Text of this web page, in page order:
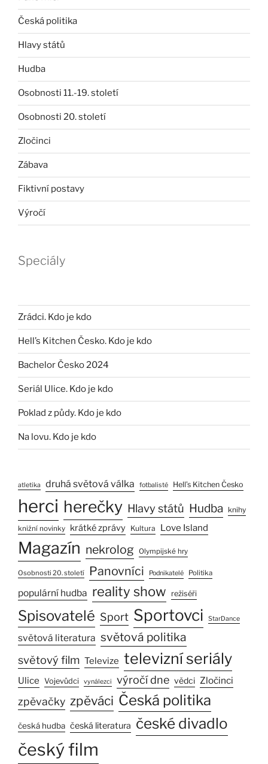
Česká politika
Hlavy států
Hudba
Osobnosti 11.-19. století
Osobnosti 20. století
Zločinci
Zábava
Fiktivní postavy
Výročí
Speciály
Zrádci. Kdo je kdo
Hell’s Kitchen Česko. Kdo je kdo
Bachelor Česko 2024
Seriál Ulice. Kdo je kdo
Poklad z půdy. Kdo je kdo
Na lovu. Kdo je kdo
atletika druhá světová válka fotbalisté Hell’s Kitchen Česko
herci herečky Hlavy států Hudba knihy
knižní novinky krátké zprávy Kultura Love Island
Magazín nekrolog Olympijské hry
Osobnosti 20. století Panovníci Podnikatelé Politika
populární hudba reality show režiséři
Spisovatelé Sport Sportovci StarDance
světová literatura světová politika
světový film Televize televizní seriály
Ulice Vojevůdci vynálezci výročí dne vědci Zločinci
zpěvačky zpěváci Česká politika
česká hudba česká literatura české divadlo
český film